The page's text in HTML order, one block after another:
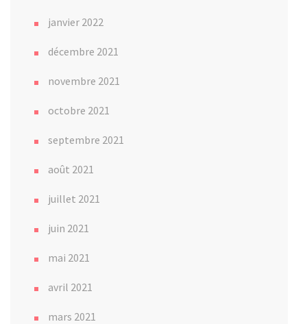
janvier 2022
décembre 2021
novembre 2021
octobre 2021
septembre 2021
août 2021
juillet 2021
juin 2021
mai 2021
avril 2021
mars 2021